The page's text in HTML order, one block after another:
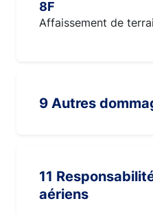
8F
Affaissement de
9 Autres
11
aériens